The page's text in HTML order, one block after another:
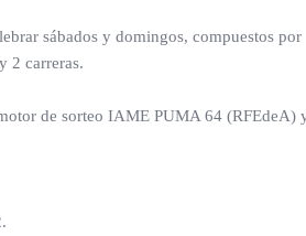
sábados y domingos, compuestos por
2 carreras.
de sorteo IAME PUMA 64